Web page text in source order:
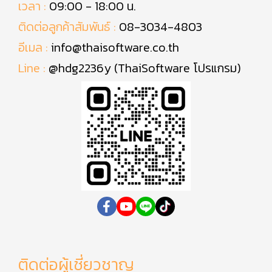
เวลา : 09:00 - 18:00 น.
ติดต่อลูกค้าสัมพันธ์ : 08-3034-4803
อีเมล : info@thaisoftware.co.th
Line : @hdg2236y (ThaiSoftware โปรแกรม)
ติดต่อผู้เชี่ยวชาญ